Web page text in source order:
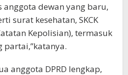
anggota dewan yang baru,
surat kesehatan, SKCK
Kepolisian), termasuk
anggota DPRD lengkap,